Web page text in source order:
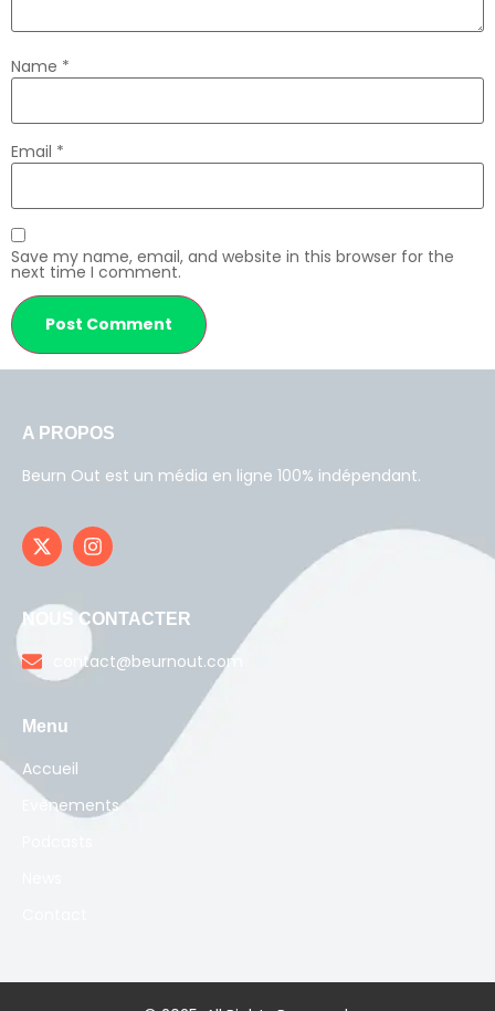
Name *
Email *
Save my name, email, and website in this browser for the
next time I comment.
A PROPOS
Beurn Out est un média en ligne 100% indépendant.
NOUS CONTACTER
contact@beurnout.com
Menu
Accueil
Evènements